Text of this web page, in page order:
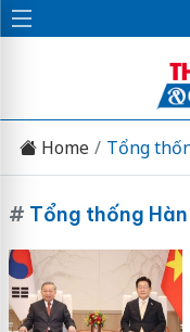
Home Tổng
# Tổng thống